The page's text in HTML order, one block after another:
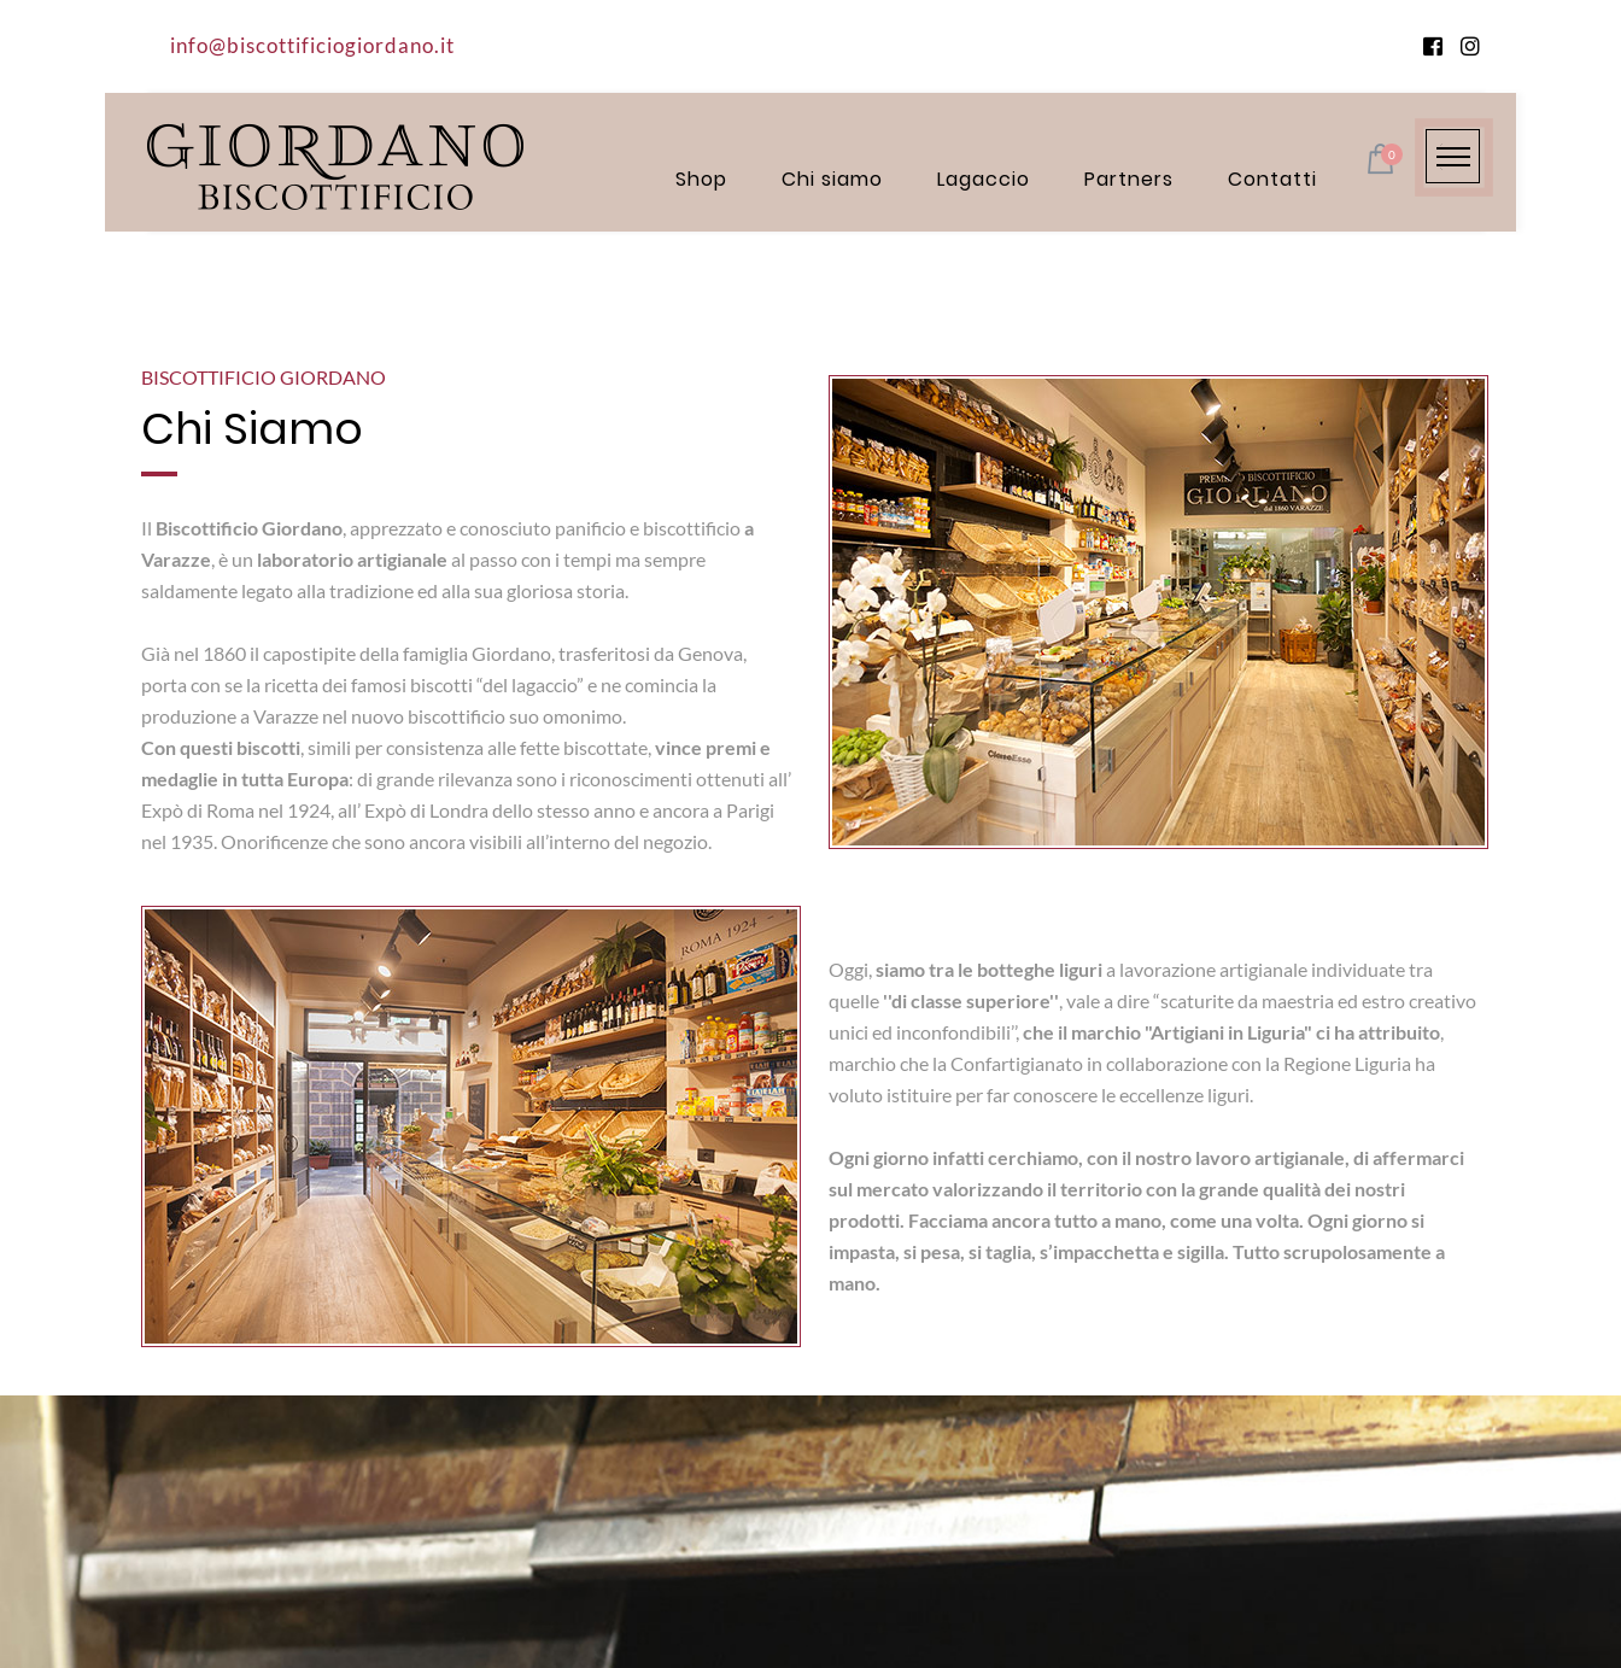
info@biscottificiogiordano.it
0
Shop Chi siamo Lagaccio Partners Contatti
BISCOTTIFICIO GIORDANO
Chi Siamo
Il Biscottificio Giordano, apprezzato e conosciuto panificio e biscottificioa
Varazze, è un laboratorio artigianale al passo con i tempi ma sempre
saldamente legato alla tradizione ed alla sua gloriosa storia.
Già nel 1860 il capostipite della famiglia Giordano, trasferitosi da Genova,
porta con se la ricetta dei famosi biscotti “del lagaccio” e ne comincia la
produzione a Varazze nel nuovo biscottificio suo omonimo.
Con questi biscotti, simili per consistenza alle fette biscottate,vince premi e
medaglie in tutta Europa: di grande rilevanza sono i riconoscimenti ottenuti all’
Expò di Roma nel 1924, all’ Expò di Londra dello stesso anno e ancora a Parigi
nel 1935. Onorificenze che sono ancora visibili all’interno del negozio.
Oggi,siamo tra le botteghe liguria lavorazione artigianale individuate tra
quelle ''di classe superiore'', vale a dire “scaturite da maestria ed estro creativo
unici ed inconfondibili’’,che il marchio "Artigiani in Liguria" ci ha attribuito,
marchio che la Confartigianato in collaborazione con la Regione Liguria ha
voluto istituire per far conoscere le eccellenze liguri.
Ogni giorno infatti cerchiamo, con il nostro lavoro artigianale, di affermarci
sul mercato valorizzando il territorio con la grande qualità dei nostri
prodotti. Facciama ancora tutto a mano, come una volta. Ogni giorno si
impasta, si pesa, si taglia, s’impacchetta e sigilla. Tutto scrupolosamente a
mano.